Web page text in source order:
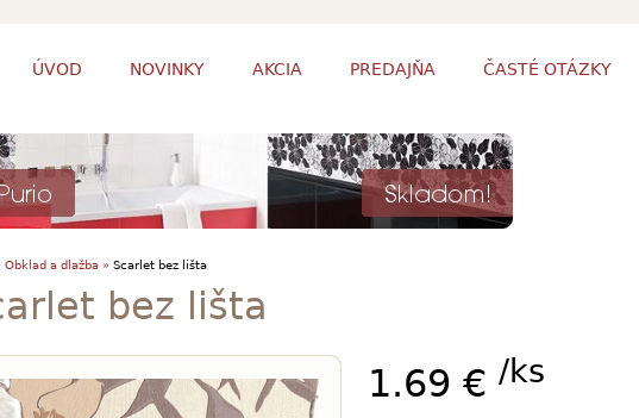
ÚVOD NOVINKY AKCIA PREDAJŇA ČASTÉ OTÁZKY
Obklad a dlažba »Scarlet bez lišta
bez lišta
1.69 € /ks